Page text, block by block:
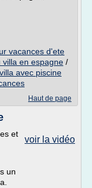
vacances d'ete
villa en espagne /
avec piscine
Haut de page
voir la vidéo
et
un